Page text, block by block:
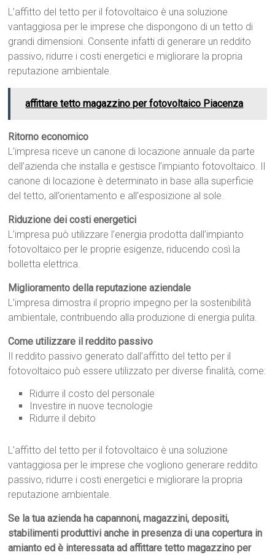
L’affitto del tetto per il fotovoltaico è una soluzione
vantaggiosa per le imprese che dispongono di un tetto di
grandi dimensioni. Consente infatti di generare un reddito
passivo, ridurre i costi energetici e migliorare la propria
reputazione ambientale.
affittare tetto magazzino per fotovoltaico Piacenza
Ritorno economico
L’impresa riceve un canone di locazione annuale da parte
dell’azienda che installa e gestisce l’impianto fotovoltaico. Il
canone di locazione è determinato in base alla superficie
del tetto, all’orientamento e all’esposizione al sole.
Riduzione dei costi energetici
L’impresa può utilizzare l’energia prodotta dall’impianto
fotovoltaico per le proprie esigenze, riducendo così la
bolletta elettrica.
Miglioramento della reputazione aziendale
L’impresa dimostra il proprio impegno per la sostenibilità
ambientale, contribuendo alla produzione di energia pulita.
Come utilizzare il reddito passivo
Il reddito passivo generato dall’affitto del tetto per il
fotovoltaico può essere utilizzato per diverse finalità, come:
Ridurre il costo del personale
Investire in nuove tecnologie
Ridurre il debito
L’affitto del tetto per il fotovoltaico è una soluzione
vantaggiosa per le imprese che vogliono generare reddito
passivo, ridurre i costi energetici e migliorare la propria
reputazione ambientale.
Se la tua azienda ha capannoni, magazzini, depositi,
stabilimenti produttivi anche in presenza di una copertura in
amianto ed è interessata ad affittare tetto magazzino per